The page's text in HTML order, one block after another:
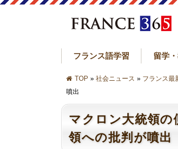
フランス語学習 留学
TOP » 社会ニュース » フランス最
噴出
マクロン大統領
領への批判が噴出